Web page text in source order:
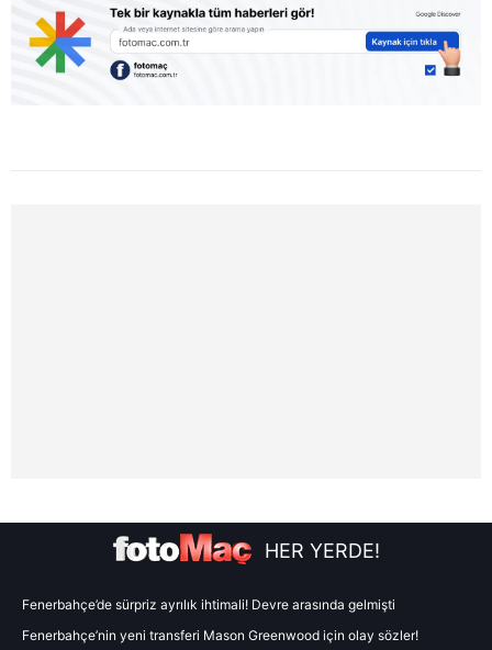
HER YERDE!
Fenerbahçe’de sürpriz ayrılık ihtimali! Devre arasında gelmişti
Fenerbahçe’nin yeni transferi Mason Greenwood için olay sözler!